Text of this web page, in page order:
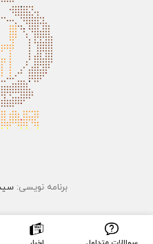
برنامه نویسی: